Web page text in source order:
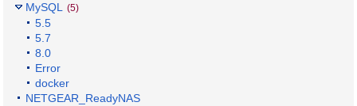
MySQL (5)
5.5
5.7
8.0
Error
docker
NETGEAR_ReadyNAS